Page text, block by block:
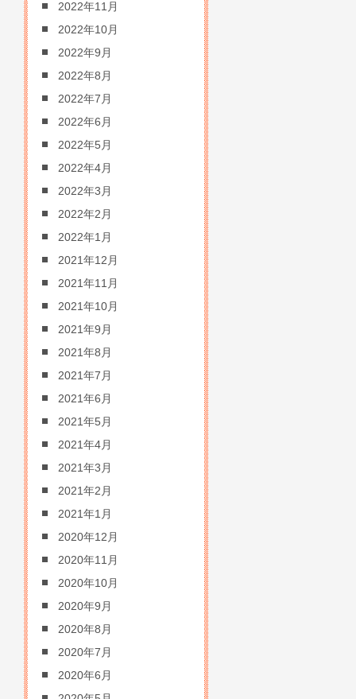
2022年11月
2022年10月
2022年9月
2022年8月
2022年7月
2022年6月
2022年5月
2022年4月
2022年3月
2022年2月
2022年1月
2021年12月
2021年11月
2021年10月
2021年9月
2021年8月
2021年7月
2021年6月
2021年5月
2021年4月
2021年3月
2021年2月
2021年1月
2020年12月
2020年11月
2020年10月
2020年9月
2020年8月
2020年7月
2020年6月